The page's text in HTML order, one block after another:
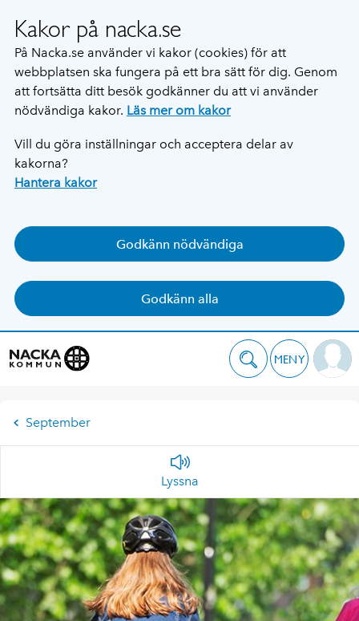
Kakor på nacka.se
På Nacka.se använder vi kakor (cookies) för att
webbplatsen ska fungera på ett bra sätt för dig. Genom
att fortsätta ditt besök godkänner du att vi använder
nödvändiga kakor. Läs mer om kakor
Vill du göra inställningar och acceptera delar av
kakorna?
Hantera kakor
Godkänn nödvändiga
Godkänn alla
MENY
September
Lyssna